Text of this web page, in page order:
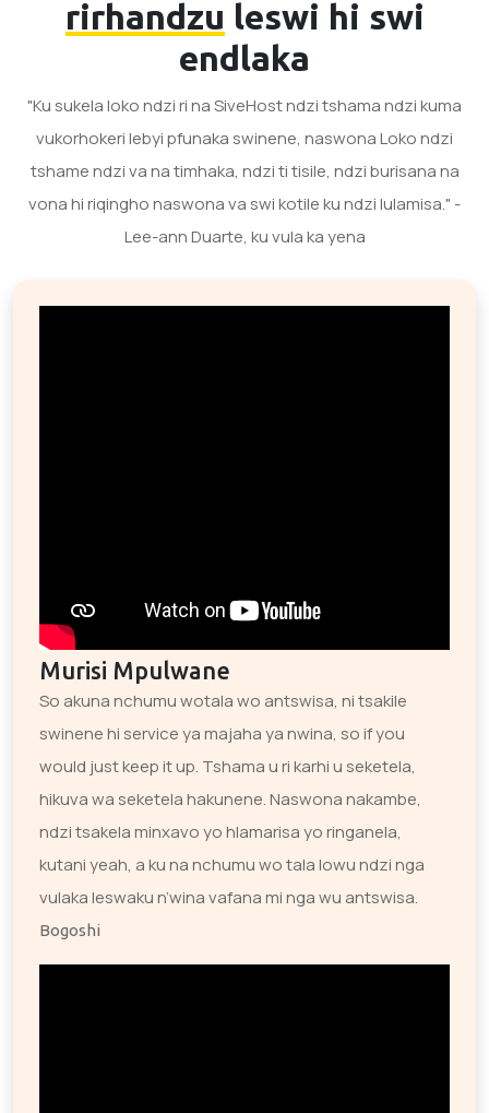
rirhandzu leswi hi swi
endlaka
"Ku sukela loko ndzi ri na SiveHost ndzi tshama ndzi kuma
vukorhokeri lebyi pfunaka swinene, naswona Loko ndzi
tshame ndzi va na timhaka, ndzi ti tisile, ndzi burisana na
vona hi riqingho naswona va swi kotile ku ndzi lulamisa." -
Lee-ann Duarte, ku vula ka yena
Murisi Mpulwane
So akuna nchumu wotala wo antswisa, ni tsakile
swinene hi service ya majaha ya nwina, so if you
would just keep it up. Tshama u ri karhi u seketela,
hikuva wa seketela hakunene. Naswona nakambe,
ndzi tsakela minxavo yo hlamarisa yo ringanela,
kutani yeah, a ku na nchumu wo tala lowu ndzi nga
vulaka leswaku n’wina vafana mi nga wu antswisa.
Bogoshi